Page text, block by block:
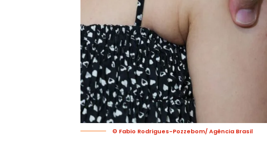
© Fabio Rodrigues-Pozzebom/ Agência Brasil